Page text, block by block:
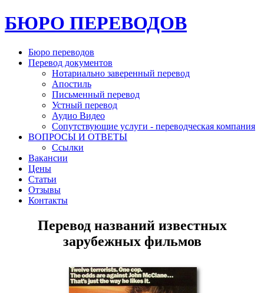
БЮРО ПЕРЕВОДОВ
Бюро переводов
Перевод документов
Нотариально заверенный перевод
Апостиль
Письменный перевод
Устный перевод
Аудио Видео
Сопутствующие услуги - переводческая компания
ВОПРОСЫ И ОТВЕТЫ
Ссылки
Вакансии
Цены
Статьи
Отзывы
Контакты
Перевод названий известных
зарубежных фильмов